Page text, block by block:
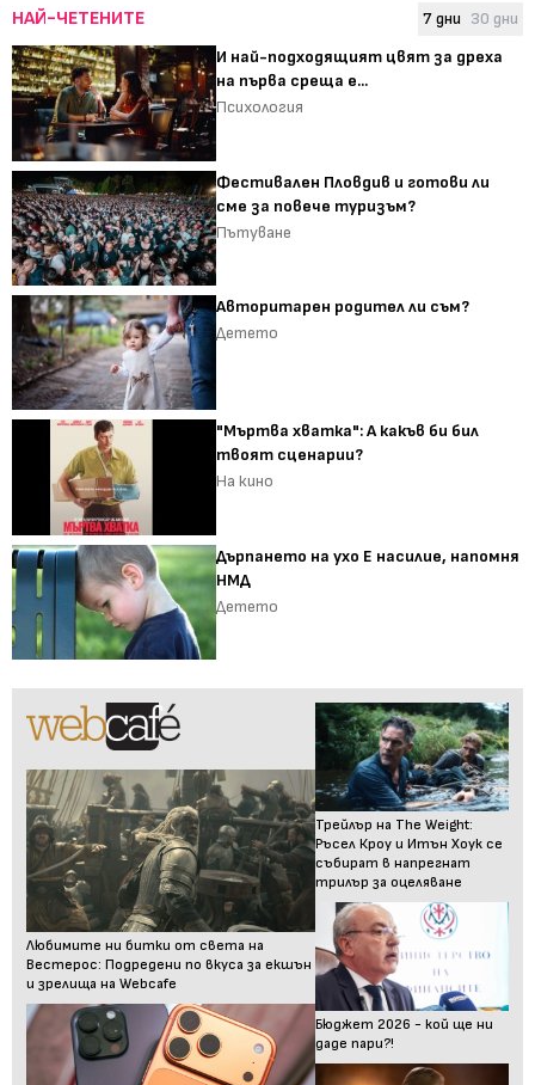
НАЙ-ЧЕТЕНИТЕ 7 дни 30 дни
И най-подходящият цвят за дреха
на първа среща е...
Психология
Фестивален Пловдив и готови ли
сме за повече туризъм?
Пътуване
Авторитарен родител ли съм?
Детето
"Мъртва хватка": А какъв би бил
твоят сценарии?
На кино
Дърпането на ухо Е насилие, напомня
НМД
Детето
Любимите ни битки от света на
Вестерос: Подредени по вкуса за екшън
и зрелища на Webcafe
Трейлър на The Weight:
Ръсел Кроу и Итън Хоук се
събират в напрегнат
трилър за оцеляване
Бюджет 2026 - кой ще ни
даде пари?!